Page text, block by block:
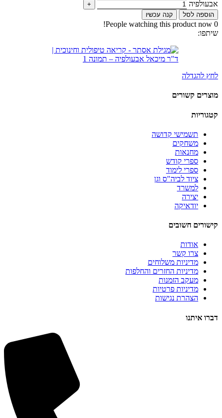
אבעולפיה
הוספה לסל קנה עכשיו
0
People watching this product now!
שיתפו:
לחץ להגדלה
מוצרים קשורים
קטגוריות
תשמישי קדושה
משחקים
מחנאות
ספרי קודש
ספרי לימוד
ציוד לביה"ס וגן
למשרד
יצירה
יודאיקה
קישורים חשובים
אודות
צרו קשר
מדיניות משלוחים
מדיניות החזרים והחלפות
מעקב הזמנות
מדיניות פרטיות
הצהרת נגישות
דברו איתנו